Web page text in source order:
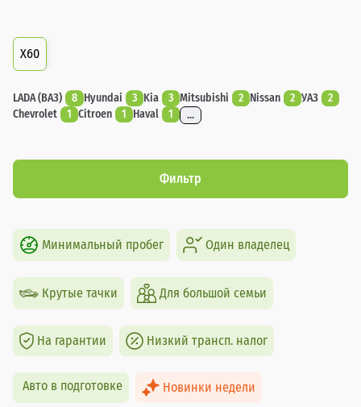
X60
LADA (ВАЗ) 8 Hyundai 3 Kia 3 Mitsubishi 2 Nissan 2 УАЗ
2
Chevrolet
1 Citroen 1 Haval 1 ...
Фильтр
Минимальный пробег Один владелец
Крутые тачки Для большой семьи
На гарантии Низкий трансп. налог
Авто в подготовке Новинки недели